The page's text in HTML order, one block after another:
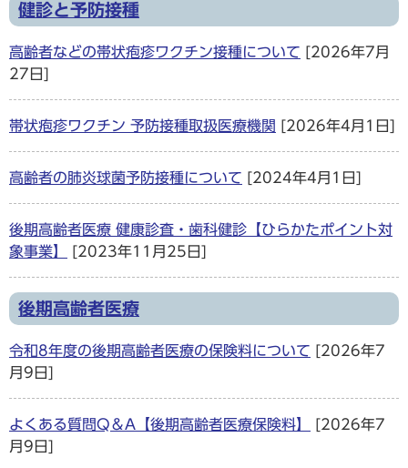
健診と予防接種
高齢者などの帯状疱疹ワクチン接種について [2026年7月
27日]
帯状疱疹ワクチン 予防接種取扱医療機関 [2026年4月1日]
高齢者の肺炎球菌予防接種について [2024年4月1日]
後期高齢者医療 健康診査・歯科健診【ひらかたポイント対
象事業】
[2023年11月25日]
後期高齢者医療
令和8年度の後期高齢者医療の保険料について [2026年7
月9日]
よくある質問Q＆A【後期高齢者医療保険料】
[2026年7
月9日]